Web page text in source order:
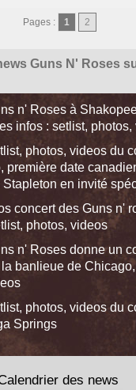
Pages : 1 2
Guns N' Roses
n' Roses à
infos : setlist, photos,
photos, videos du
première date
en invité
concert des Guns n'
photos, videos
n' Roses donne un
banlieue de
photos, videos du
Springs
des news